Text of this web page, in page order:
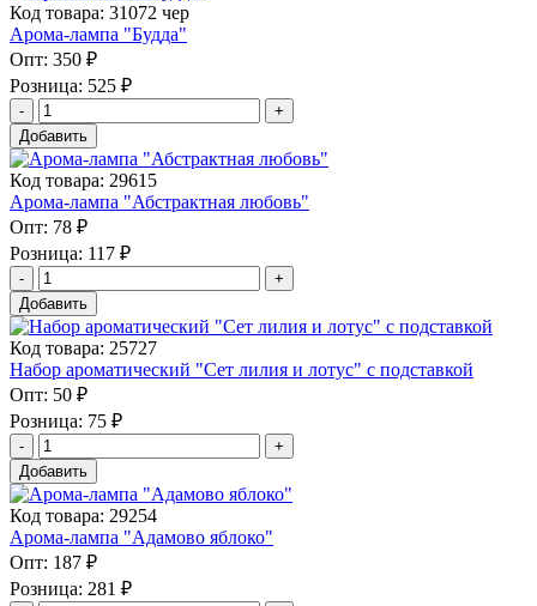
Код товара: 31072 чер
Арома-лампа "Будда"
Опт: 350 ₽
Розница: 525 ₽
Добавить
Код товара: 29615
Арома-лампа "Абстрактная любовь"
Опт: 78 ₽
Розница: 117 ₽
Добавить
Код товара: 25727
Набор ароматический "Сет лилия и лотус" с подставкой
Опт: 50 ₽
Розница: 75 ₽
Добавить
Код товара: 29254
Арома-лампа "Адамово яблоко"
Опт: 187 ₽
Розница: 281 ₽